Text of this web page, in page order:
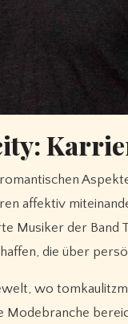
affektiv
Musiker der Band
die über
wo